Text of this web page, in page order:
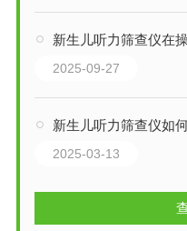
新生儿听力筛查仪在
2025-09-27
新生儿听力筛查仪如
2025-03-13